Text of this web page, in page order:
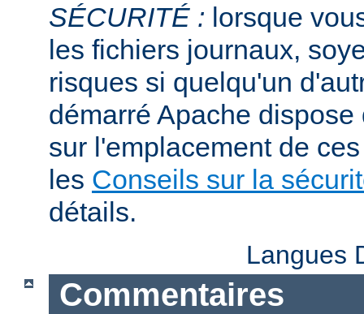
SÉCURITÉ : lorsque
les fichiers journaux,
risques si quelqu'un
démarré Apache
sur l'emplacement de
les Conseils sur la
détails.
Langues
Commentaires